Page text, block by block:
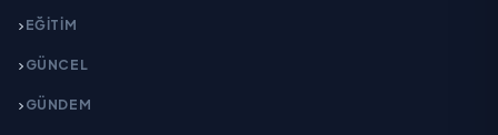
EĞITIM
GÜNCEL
GÜNDEM